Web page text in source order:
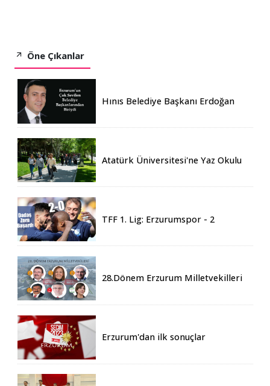
Öne Çıkanlar
Hınıs Belediye Başkanı Erdoğan
Atatürk Üniversitesi'ne Yaz Okulu
TFF 1. Lig: Erzurumspor - 2
28.Dönem Erzurum Milletvekilleri
Erzurum'dan ilk sonuçlar